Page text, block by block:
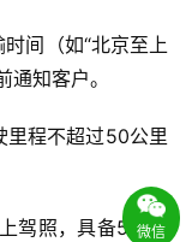
间（如“北京至上
知客户。
里程不超过50公里
驾照，具备5年以
微信